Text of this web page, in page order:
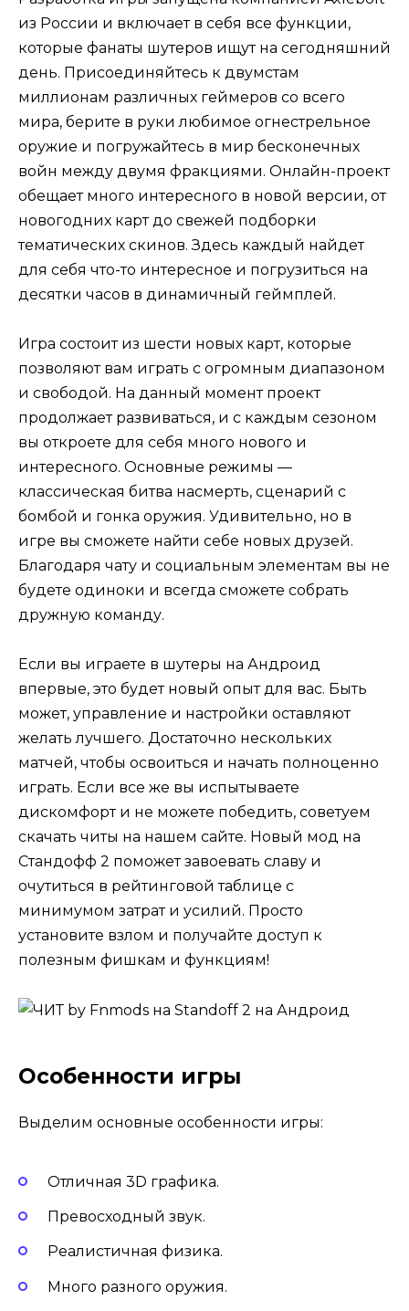
из России и включает в себя все функции,
которые фанаты шутеров ищут на сегодняшний
день. Присоединяйтесь к двумстам
миллионам различных геймеров со всего
мира, берите в руки любимое огнестрельное
оружие и погружайтесь в мир бесконечных
войн между двумя фракциями. Онлайн-проект
обещает много интересного в новой версии, от
новогодних карт до свежей подборки
тематических скинов. Здесь каждый найдет
для себя что-то интересное и погрузиться на
десятки часов в динамичный геймплей.
Игра состоит из шести новых карт, которые
позволяют вам играть с огромным диапазоном
и свободой. На данный момент проект
продолжает развиваться, и с каждым сезоном
вы откроете для себя много нового и
интересного. Основные режимы —
классическая битва насмерть, сценарий с
бомбой и гонка оружия. Удивительно, но в
игре вы сможете найти себе новых друзей.
Благодаря чату и социальным элементам вы не
будете одиноки и всегда сможете собрать
дружную команду.
Если вы играете в шутеры на Андроид
впервые, это будет новый опыт для вас. Быть
может, управление и настройки оставляют
желать лучшего. Достаточно нескольких
матчей, чтобы освоиться и начать полноценно
играть. Если все же вы испытываете
дискомфорт и не можете победить, советуем
скачать читы на нашем сайте. Новый мод на
Стандофф 2 поможет завоевать славу и
очутиться в рейтинговой таблице с
минимумом затрат и усилий. Просто
установите взлом и получайте доступ к
полезным фишкам и функциям!
Особенности игры
Выделим основные особенности игры:
Отличная 3D графика.
Превосходный звук.
Реалистичная физика.
Много разного оружия.